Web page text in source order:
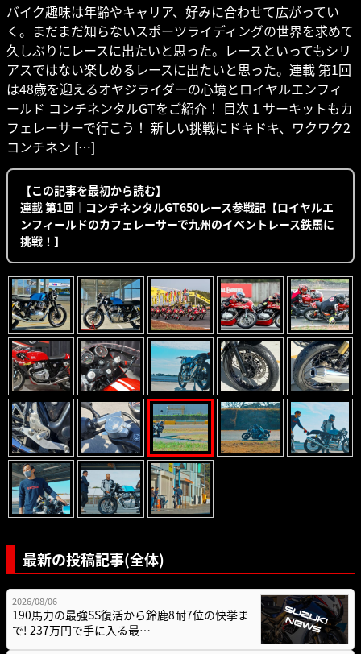
バイク趣味は年齢やキャリア、好みに合わせて広がってい
く。まだまだ知らないスポーツライディングの世界を求めて
久しぶりにレースに出たいと思った。レースといってもシリ
アスではない楽しめるレースに出たいと思った。連載 第1回
は48歳を迎えるオヤジライダーの心境とロイヤルエンフィ
ールド コンチネンタルGTをご紹介！ 目次 1 サーキットもカ
フェレーサーで行こう！ 新しい挑戦にドキドキ、ワクワク2
コンチネン […]
【この記事を最初から読む】
連載 第1回｜コンチネンタルGT650レース参戦記【ロイヤルエ
ンフィールドのカフェレーサーで九州のイベントレース鉄馬に
挑戦！】
最新の投稿記事(全体)
2026/08/06
190馬力の最強SS復活から鈴鹿8耐7位の快挙ま
で! 237万円で手に入る最…